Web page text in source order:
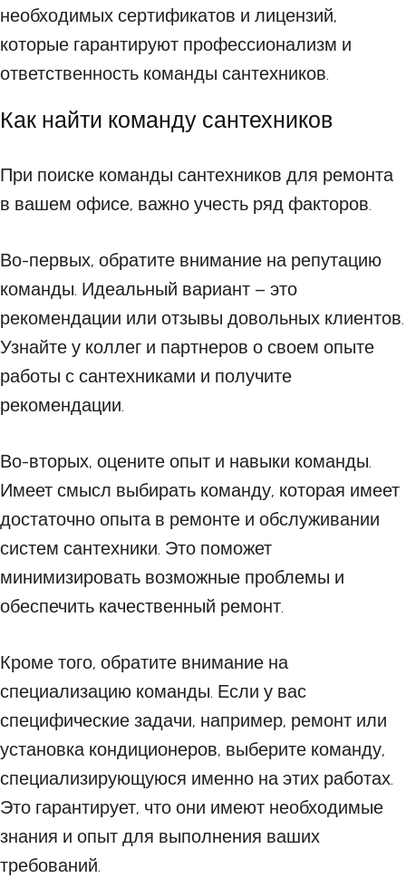
необходимых сертификатов и лицензий,
которые гарантируют профессионализм и
ответственность команды сантехников.
Как найти команду сантехников
При поиске команды сантехников для ремонта
в вашем офисе, важно учесть ряд факторов.
Во-первых, обратите внимание на репутацию
команды. Идеальный вариант – это
рекомендации или отзывы довольных клиентов.
Узнайте у коллег и партнеров о своем опыте
работы с сантехниками и получите
рекомендации.
Во-вторых, оцените опыт и навыки команды.
Имеет смысл выбирать команду, которая имеет
достаточно опыта в ремонте и обслуживании
систем сантехники. Это поможет
минимизировать возможные проблемы и
обеспечить качественный ремонт.
Кроме того, обратите внимание на
специализацию команды. Если у вас
специфические задачи, например, ремонт или
установка кондиционеров, выберите команду,
специализирующуюся именно на этих работах.
Это гарантирует, что они имеют необходимые
знания и опыт для выполнения ваших
требований.